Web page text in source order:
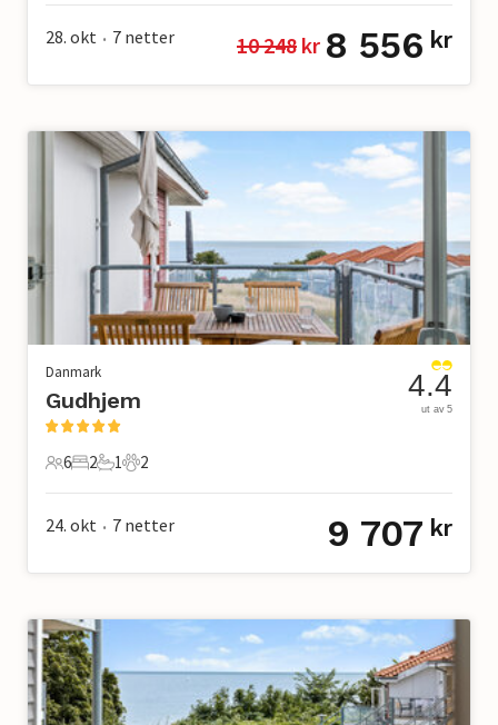
28. okt • 7 netter 10 248 kr 8 556 kr
Danmark
Gudhjem
6 Gjester
6
2 Soverom
2
1 Bad
1
2 Kjæledyr
2
4.4
ut av 5
24. okt • 7 netter 9 707 kr